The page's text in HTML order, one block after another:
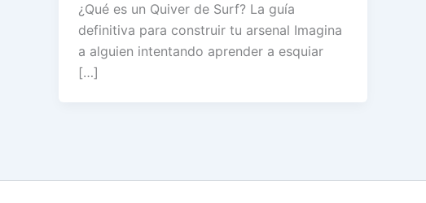
¿Qué es un Quiver de Surf? La guía
definitiva para construir tu arsenal Imagina
a alguien intentando aprender a esquiar
[…]